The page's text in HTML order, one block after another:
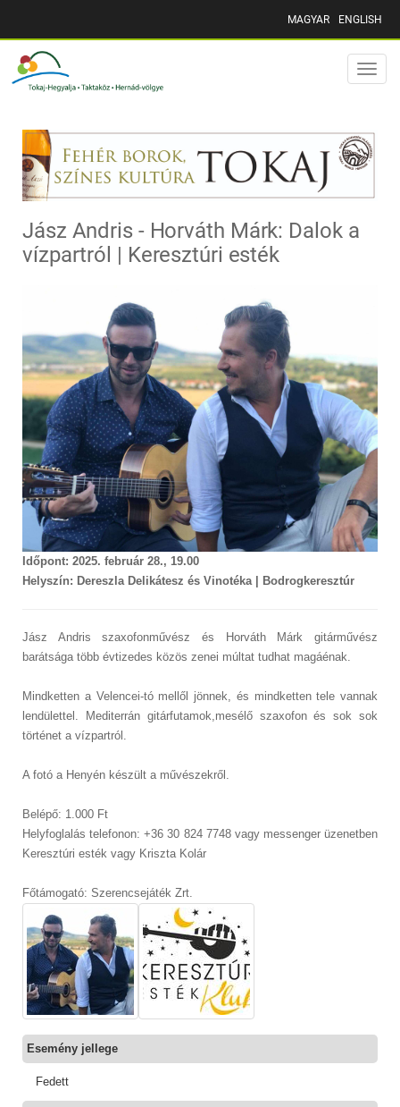
MAGYAR ENGLISH
Toggle
Jász Andris - Horváth Márk: Dalok a
vízpartról | Keresztúri esték
Időpont: 2025. február 28., 19.00
Helyszín: Dereszla Delikátesz és Vinotéka | Bodrogkeresztúr
Jász Andris szaxofonművész és Horváth Márk gitárművész
barátsága több évtizedes közös zenei múltat tudhat magáénak.
Mindketten a Velencei-tó mellől jönnek, és mindketten tele vannak
lendülettel. Mediterrán gitárfutamok,mesélő szaxofon és sok sok
történet a vízpartról.
A fotó a Henyén készült a művészekről.
Belépő: 1.000 Ft
Helyfoglalás telefonon: +36 30 824 7748 vagy messenger üzenetben
Keresztúri esték vagy Kriszta Kolár
Főtámogató: Szerencsejáték Zrt.
Esemény jellege
Fedett